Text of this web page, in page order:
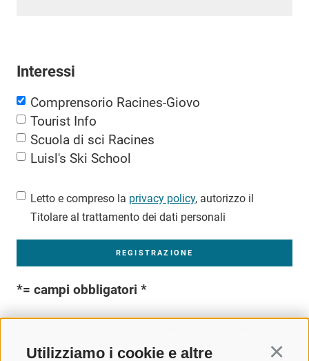
Utilizziamo i cookie e altre
Interessi
Comprensorio Racines-Giovo
Tourist Info
Scuola di sci Racines
Luisl's Ski School
Letto e compreso la privacy policy, autorizzo il
Titolare al trattamento dei dati personali
*= campi obbligatori
clicca qui.